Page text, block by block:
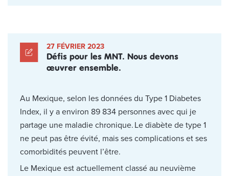
27 FÉVRIER 2023
Défis pour les MNT. Nous devons
œuvrer ensemble.
Au Mexique, selon les données du Type 1 Diabetes
Index, il y a environ 89 834 personnes avec qui je
partage une maladie chronique. Le diabète de type 1
ne peut pas être évité, mais ses complications et ses
comorbidités peuvent l’être.
Le Mexique est actuellement classé au neuvième